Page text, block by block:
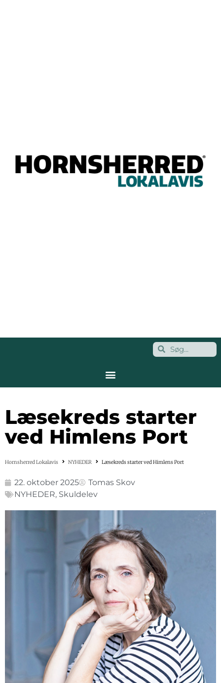
Læsekreds starter
ved Himlens Port
Hornsherred Lokalavis NYHEDER Læsekreds starter ved Himlens Port
22. oktober 2025
Tomas Skov
NYHEDER, Skuldelev